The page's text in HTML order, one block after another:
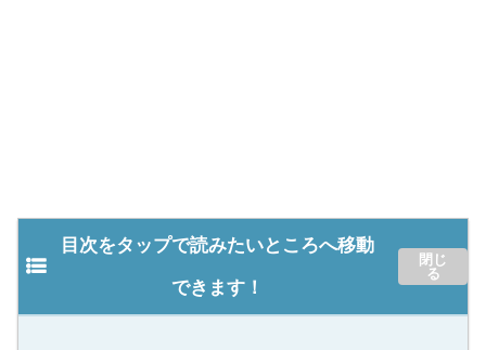
目次をタップで読みたいところへ移動
できます！